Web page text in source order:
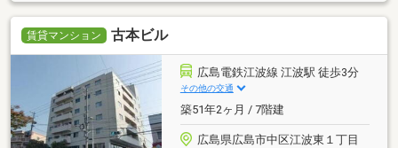
賃貸マンション 古本ビル
広島電鉄江波線 江波駅 徒歩3分
その他の交通
築51年2ヶ月 / 7階建
広島県広島市中区江波東１丁目